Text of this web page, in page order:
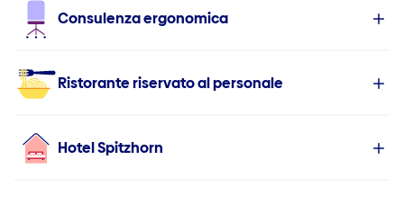
Consulenza ergonomica
Ristorante riservato al personale
Hotel Spitzhorn